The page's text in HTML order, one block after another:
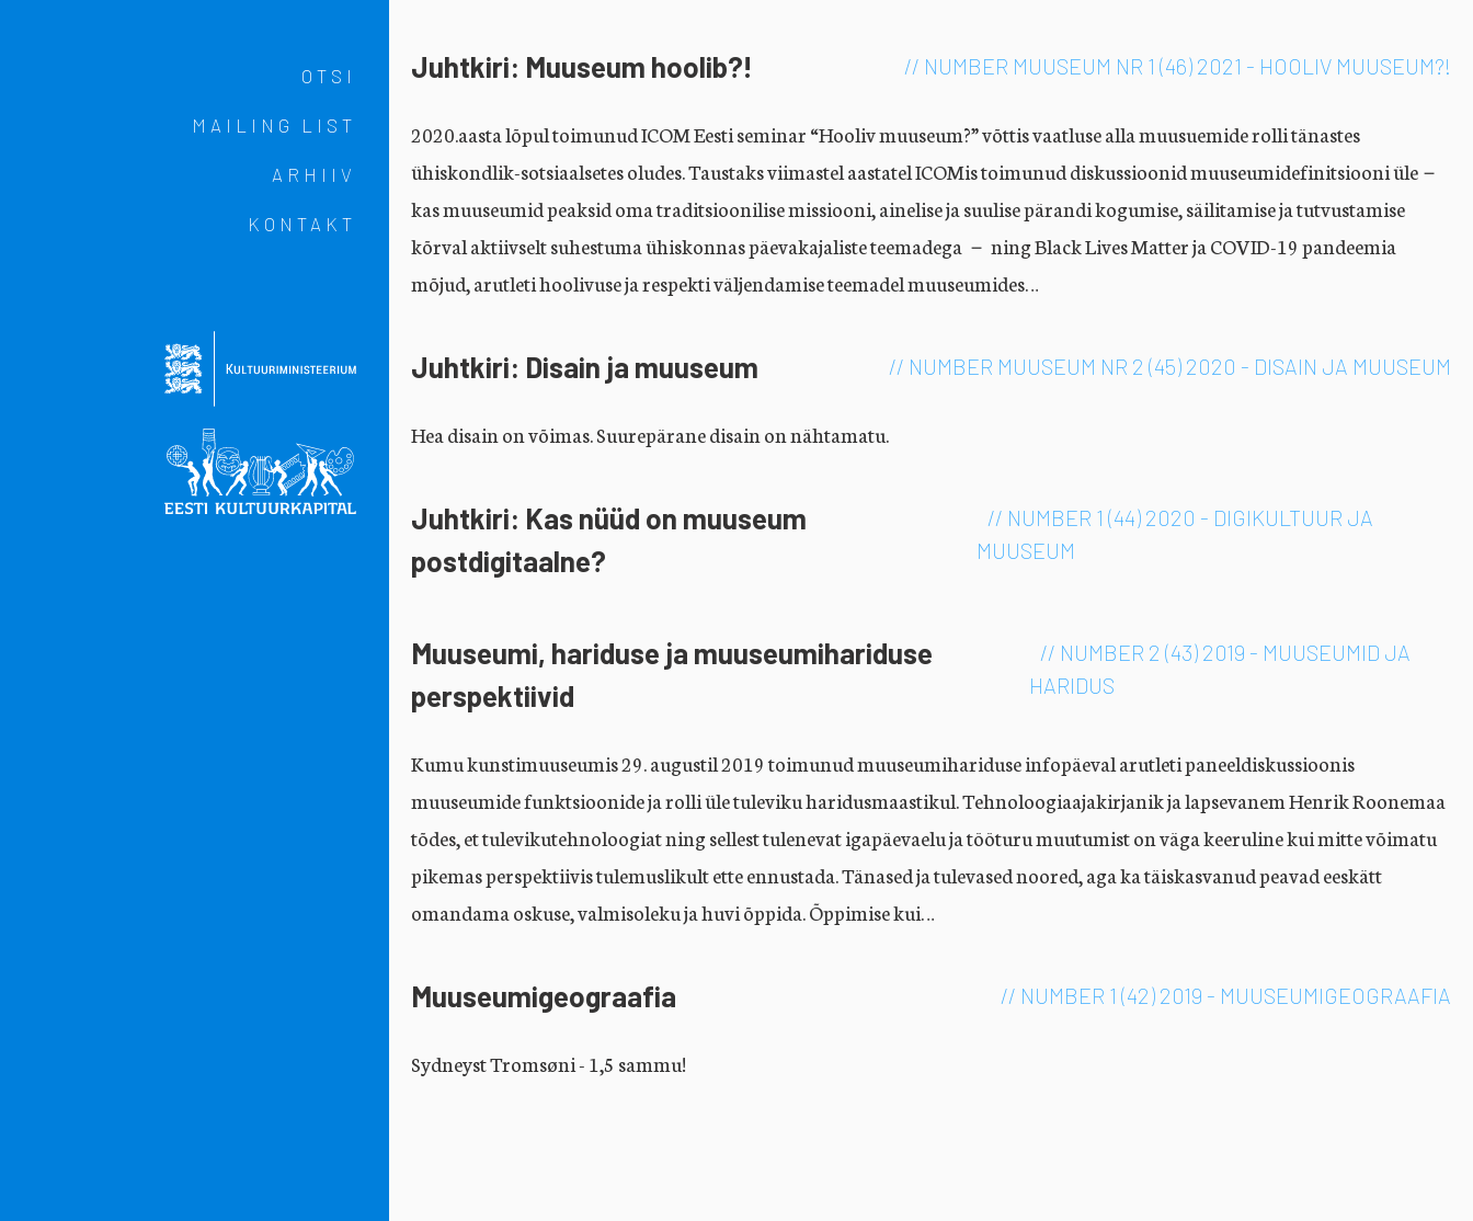
OTSI
MAILING LIST
ARHIIV
KONTAKT
Juhtkiri: Muuseum hoolib?! // NUMBER MUUSEUM NR 1 (46) 2021 - HOOLIV MUUSEUM?!
2020.aasta lõpul toimunud ICOM Eesti seminar “Hooliv muuseum?” võttis vaatluse alla muusuemide rolli tänastes
ühiskondlik-sotsiaalsetes oludes. Taustaks viimastel aastatel ICOMis toimunud diskussioonid muuseumidefinitsiooni üle－
kas muuseumid peaksid oma traditsioonilise missiooni, ainelise ja suulise pärandi kogumise, säilitamise ja tutvustamise
kõrval aktiivselt suhestuma ühiskonnas päevakajaliste teemadega － ning Black Lives Matter ja COVID-19 pandeemia
mõjud, arutleti hoolivuse ja respekti väljendamise teemadel muuseumides…
Juhtkiri: Disain ja muuseum // NUMBER MUUSEUM NR 2 (45) 2020 - DISAIN JA MUUSEUM
Hea disain on võimas. Suurepärane disain on nähtamatu.
Juhtkiri: Kas nüüd on muuseum
postdigitaalne?
// NUMBER 1 (44) 2020 - DIGIKULTUUR JA
MUUSEUM
Muuseumi, hariduse ja muuseumihariduse
perspektiivid
// NUMBER 2 (43) 2019 - MUUSEUMID JA
HARIDUS
Kumu kunstimuuseumis 29. augustil 2019 toimunud muuseumihariduse infopäeval arutleti paneeldiskussioonis
muuseumide funktsioonide ja rolli üle tuleviku haridusmaastikul. Tehnoloogiaajakirjanik ja lapsevanem Henrik Roonemaa
tõdes, et tulevikutehnoloogiat ning sellest tulenevat igapäevaelu ja tööturu muutumist on väga keeruline kui mitte võimatu
pikemas perspektiivis tulemuslikult ette ennustada. Tänased ja tulevased noored, aga ka täiskasvanud peavad eeskätt
omandama oskuse, valmisoleku ja huvi õppida. Õppimise kui…
Muuseumigeograafia // NUMBER 1 (42) 2019 - MUUSEUMIGEOGRAAFIA
Sydneyst Tromsøni - 1,5 sammu!